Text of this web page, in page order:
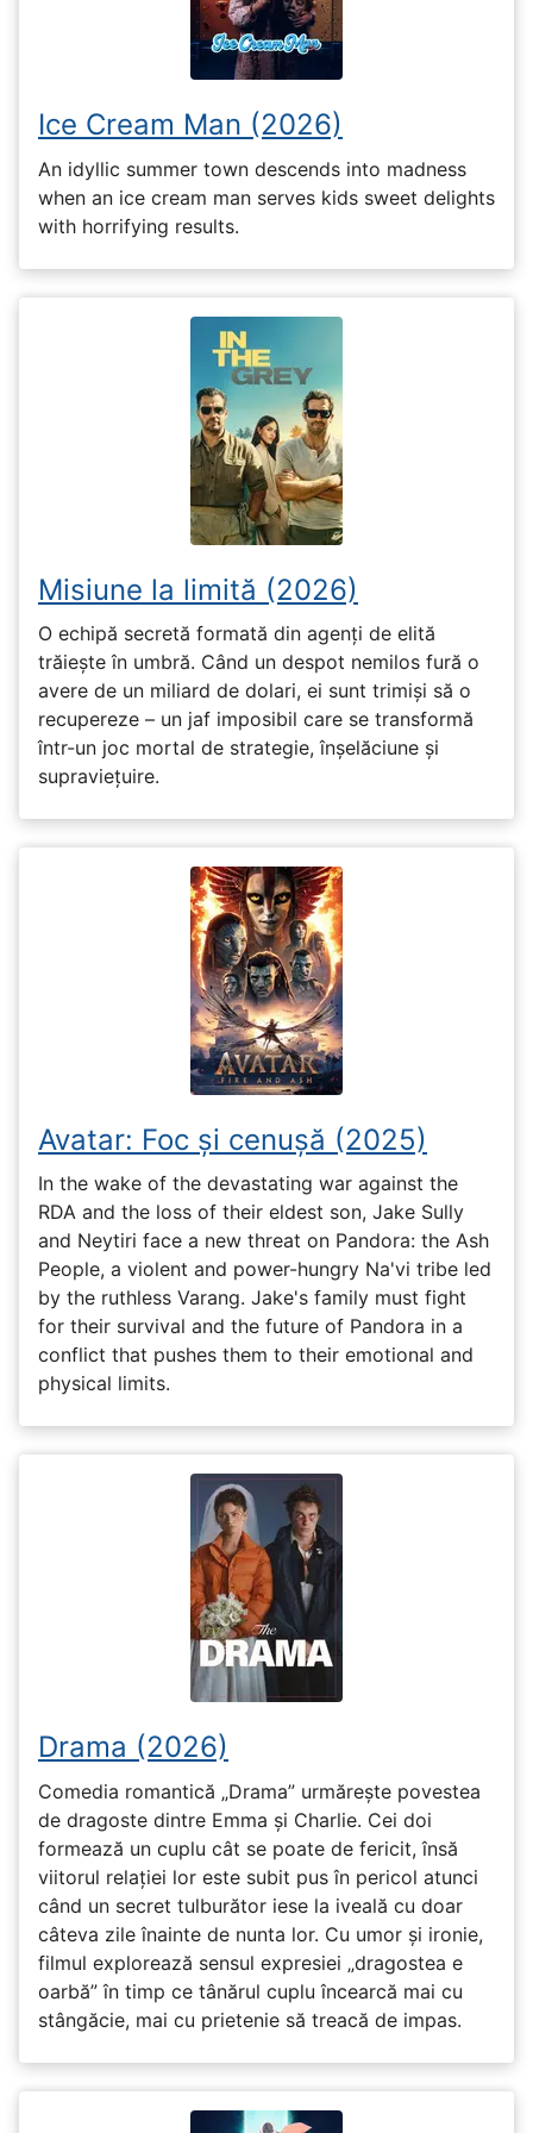
Ice Cream Man (2026)
An idyllic summer town descends into madness
when an ice cream man serves kids sweet delights
with horrifying results.
Misiune la limită (2026)
O echipă secretă formată din agenți de elită
trăiește în umbră. Când un despot nemilos fură o
avere de un miliard de dolari, ei sunt trimiși să o
recupereze – un jaf imposibil care se transformă
într-un joc mortal de strategie, înșelăciune și
supraviețuire.
Avatar: Foc și cenușă (2025)
In the wake of the devastating war against the
RDA and the loss of their eldest son, Jake Sully
and Neytiri face a new threat on Pandora: the Ash
People, a violent and power-hungry Na'vi tribe led
by the ruthless Varang. Jake's family must fight
for their survival and the future of Pandora in a
conflict that pushes them to their emotional and
physical limits.
Drama (2026)
Comedia romantică „Drama” urmărește povestea
de dragoste dintre Emma și Charlie. Cei doi
formează un cuplu cât se poate de fericit, însă
viitorul relației lor este subit pus în pericol atunci
când un secret tulburător iese la iveală cu doar
câteva zile înainte de nunta lor. Cu umor și ironie,
filmul explorează sensul expresiei „dragostea e
oarbă” în timp ce tânărul cuplu încearcă mai cu
stângăcie, mai cu prietenie să treacă de impas.